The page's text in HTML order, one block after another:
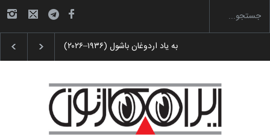
رویداد کارگاهی کارتون و پوستر «ایران سربلند»…